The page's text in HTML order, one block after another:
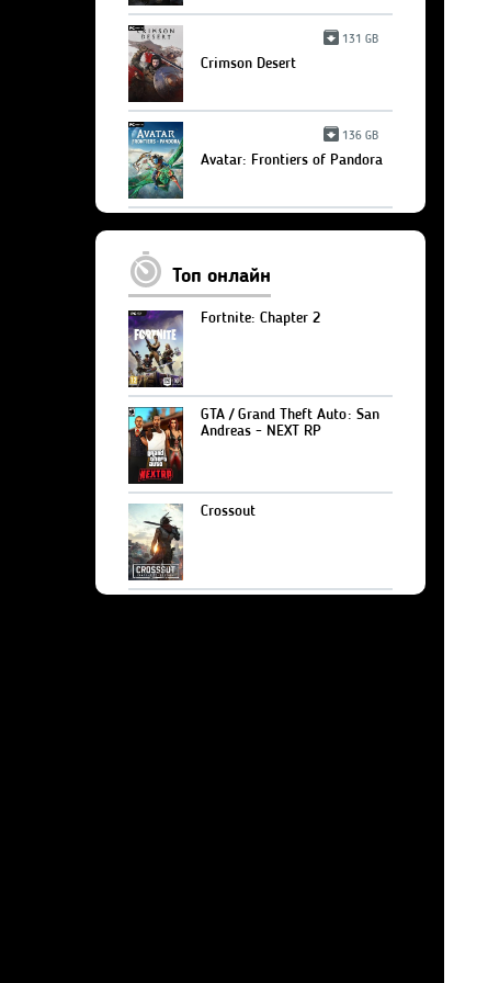
131 GB
Crimson Desert
136 GB
Avatar: Frontiers of Pandora
Топ онлайн
Fortnite: Chapter 2
GTA / Grand Theft Auto: San
Andreas - NEXT RP
Crossout